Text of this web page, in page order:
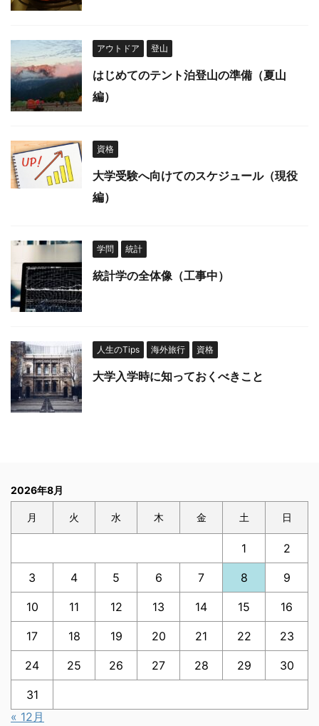
アウトドア 登山
はじめてのテント泊登山の準備（夏山
編）
資格
大学受験へ向けてのスケジュール（現役
編）
学問 統計
統計学の全体像（工事中）
人生のTips 海外旅行 資格
大学入学時に知っておくべきこと
2026年8月
月 火 水 木 金 土 日
1 2
3 4 5 6 7 8 9
10 11 12 13 14 15 16
17 18 19 20 21 22 23
24 25 26 27 28 29 30
31
« 12月